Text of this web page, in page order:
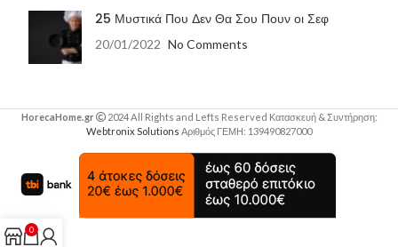
25 Μυστικά Που Δεν Θα Σου Πουν οι Σεφ
20/01/2022 No Comments
HorecaHome.gr
2024 All Rights and Lefts Reserved Κατασκευή & Συντήρηση:
Webtronix Solutions Αριθμός ΓΕΜΗ: 139490827000
0